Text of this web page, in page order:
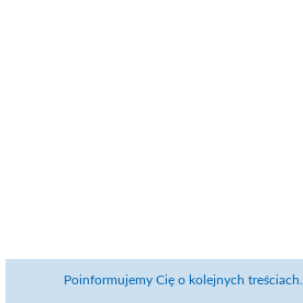
Poinformujemy Cię o kolejnych treściach.